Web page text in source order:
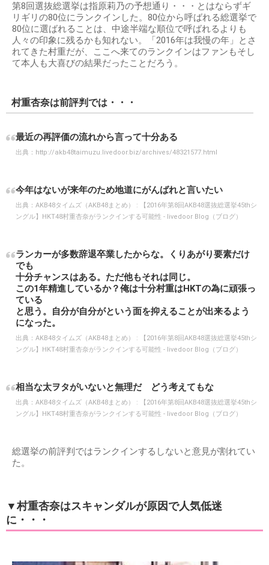
第8回選抜総選挙は指原莉乃の予想通り・・・とはならずギ
リギリの80位にランクインした。80位から呼ばれる総選挙で
80位に選ばれることは、中途半端な順位で呼ばれるよりも
人々の印象に残るかも知れない。「2016年は我慢の年」とさ
れてきた村重だが、ここへ来てのランクインはファンもそし
て本人も大喜びの結果だったことだろう。
村重杏奈は前評判では・・・
最近の再評価の流れから言って十分ある
出典： http://akb48taimuzu.livedoor.biz/archives/48321577.html
今年はないが来年のため地道にがんばれと言いたい
出典： AKB48タイムズ（AKB48まとめ） : 【2016年第8回AKB48選抜総選挙45thシ
ングル】HKT48村重杏奈がランクインする可能性 - livedoor Blog（ブログ）
ランカーが多数辞退卒業したからな。くりあがり要素だけ
でも
十分チャンスはある。ただ他もそれは同じ。
この1年精進しているか？俺は十分村重はHKTの為に頑張っ
ている
と思う。自分が自分がという面を抑えることが出来るよう
になった。
出典： AKB48タイムズ（AKB48まとめ） : 【2016年第8回AKB48選抜総選挙45thシ
ングル】HKT48村重杏奈がランクインする可能性 - livedoor Blog（ブログ）
相当な太ヲタがいないと無理だ どう考えてもな
出典： AKB48タイムズ（AKB48まとめ） : 【2016年第8回AKB48選抜総選挙45thシ
ングル】HKT48村重杏奈がランクインする可能性 - livedoor Blog（ブログ）
総選挙の前評判ではランクインするしないと意見が割れてい
た。
▼村重杏奈はスキャンダルが原因で人気低迷
に・・・